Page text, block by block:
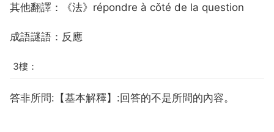
其他翻譯：《法》répondre à cǒté de la question
成語謎語：反應
3樓：
答非所問:【基本解釋】:回答的不是所問的內容。